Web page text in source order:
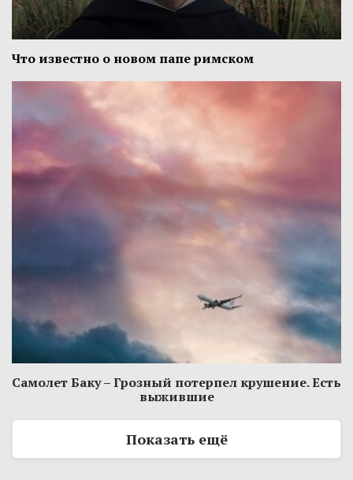
Что известно о новом папе римском
Самолет Баку – Грозный потерпел крушение. Есть
выжившие
Показать ещё